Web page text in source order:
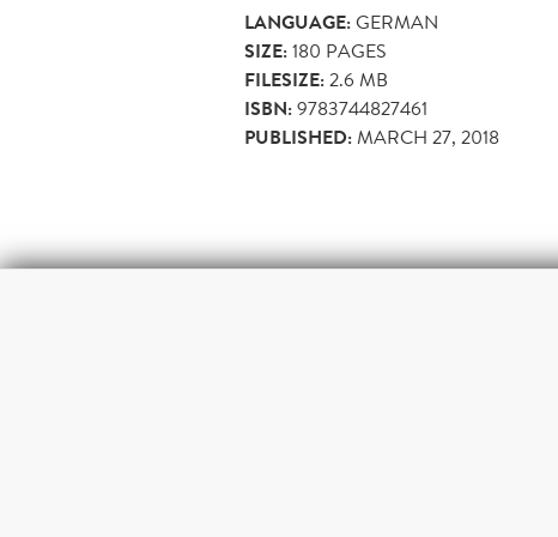
LANGUAGE:GERMAN
SIZE:180 PAGES
FILESIZE:2.6 MB
ISBN:9783744827461
PUBLISHED:MARCH 27, 2018